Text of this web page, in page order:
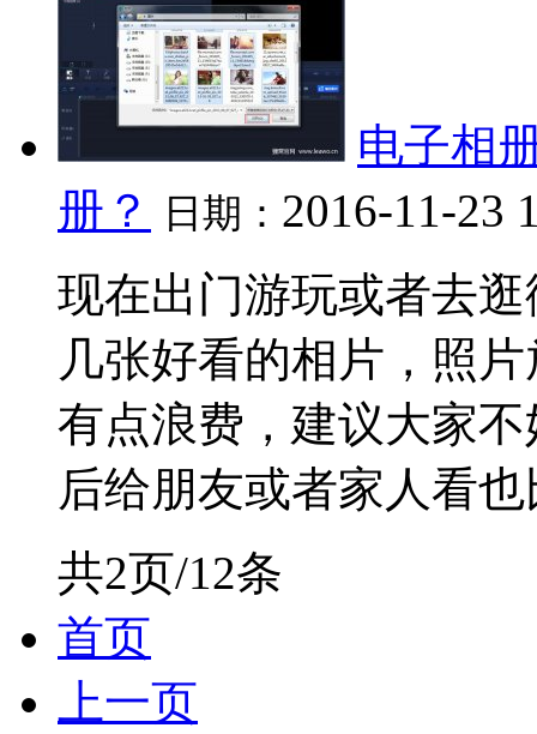
电子相
册？
日期： 2016-11-23
现在出门游玩或者去
几张好看的相片，照
有点浪费，建议大家
后给朋友或者家人看也
共2页/12条
首页
上一页